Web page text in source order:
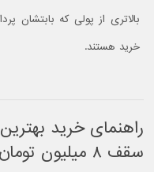
بالاتری از پولی که بابتشان
خرید هستند.
راهنمای خرید
سقف ۸ میلیون تومان – شهریور ۱۴۰۱